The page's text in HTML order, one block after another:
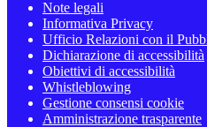
Note legali
Informativa Privacy
Ufficio Relazioni con il
Dichiarazione di accessibilità
Obiettivi di accessibilità
Whistleblowing
Gestione consensi cookie
Amministrazione trasparente